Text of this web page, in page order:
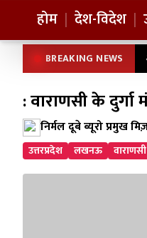
होम | देश-विदेश |
BREAKING NEWS
: वाराणसी के
निर्मल दूबे ब्यूरो प्रमुख
उत्तरप्रदेश लखनऊ वाराणसी